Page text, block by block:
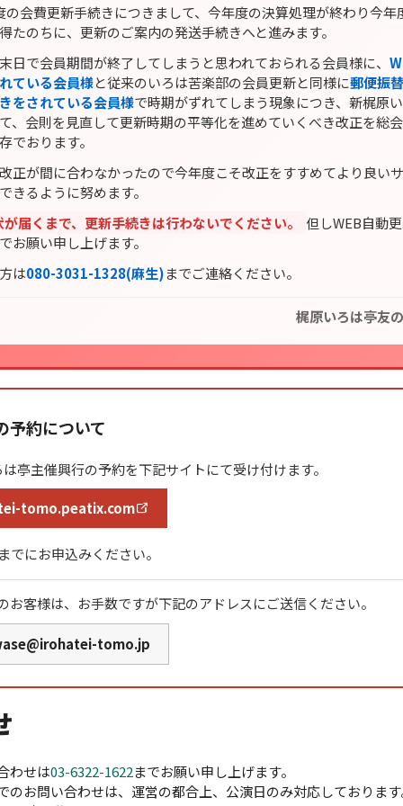
の会費更新手続きにつきまして、今年度の決算処理が終わり今年
たのちに、更新のご案内の発送手続きへと進みます。
日で会員期間が終了してしまうと思われておられる会員様に、
ている会員様と従来のいろは苦楽部の会員更新と同様に郵便振
をされている会員様で時期がずれてしまう現象につき、新梶原
、会則を見直して更新時期の平等化を進めていくべき改正を総
でおります。
正が間に合わなかったので今年度こそ改正をすすめてより良い
きるように努めます。
届くまで、更新手続きは行わないでください。
但しWEB自動
お願い申し上げます。
は080-3031-1328(麻生)までご連絡ください。
梶原いろは亭友
予約について
亭主催興行の予約を下記サイトにて受け付けます。
tomo.peatix.com
でにお申込みください。
お客様は、お手数ですが下記のアドレスにご送信ください。
tomo.jp
わせは03-6322-1622までお願い申し上げます。
のお問い合わせは、運営の都合上、公演日のみ対応しておりま